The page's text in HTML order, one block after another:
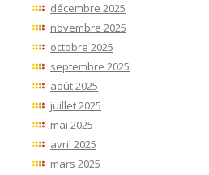
décembre 2025
novembre 2025
octobre 2025
septembre 2025
août 2025
juillet 2025
mai 2025
avril 2025
mars 2025